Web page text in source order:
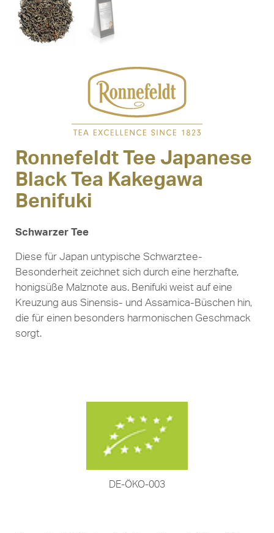
Ronnefeldt Tee Japanese
Black Tea Kakegawa
Benifuki
Schwarzer Tee
Diese für Japan untypische Schwarztee-
Besonderheit zeichnet sich durch eine herzhafte,
honigsüße Malznote aus. Benifuki weist auf eine
Kreuzung aus Sinensis- und Assamica-Büschen hin,
die für einen besonders harmonischen Geschmack
sorgt.
DE-ÖKO-003